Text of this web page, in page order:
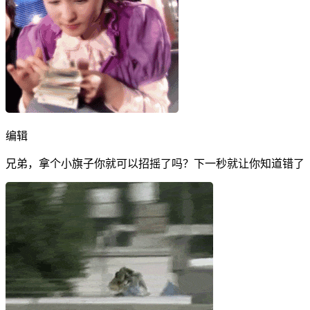
编辑
兄弟，拿个小旗子你就可以招摇了吗？下一秒就让你知道错了